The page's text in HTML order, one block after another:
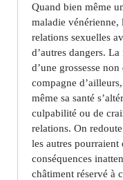
Quand bien même
maladie vénérienne,
relations sexuelles
d’autres dangers.
d’une grossesse
compagne
même sa santé
culpabilité ou de
relations. On
les autres
conséquences
châtiment réservé à